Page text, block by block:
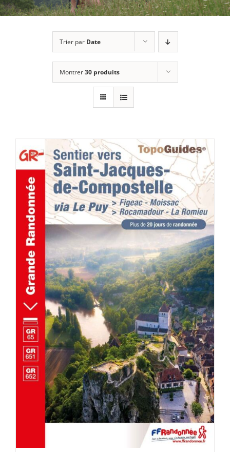
Trier par Date
Montrer30 produits
AJOUTER AU PANIER / DÉTAILS